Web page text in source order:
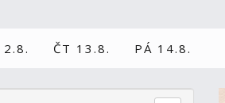
ČT 13.8. PÁ 14.8.